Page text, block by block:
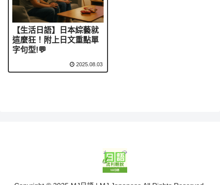
【生活日語】日本綜藝就
這麼狂！附上日文重點單
字句型!💬
2025.08.03